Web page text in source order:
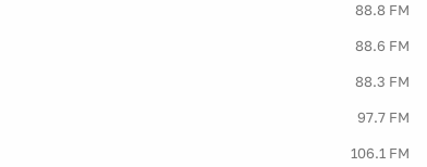
88.8 FM
88.6 FM
88.3 FM
97.7 FM
106.1 FM